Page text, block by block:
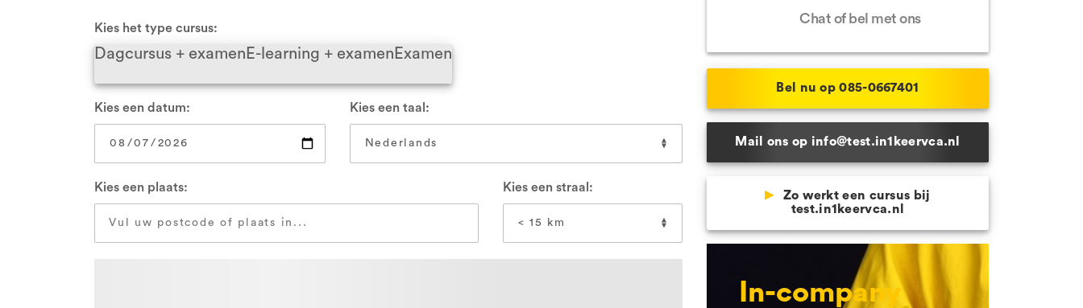
VCA Zwolle
VCA Schijndel
Alle locaties
Kies het type cursus:
Dagcursus + examen E-learning + examen Examen
Kies een datum: Kies een taal:
Kies een plaats: Kies een straal:
Chat of bel met ons
Bel nu op 085-0667401
Mail ons op info@test.in1keervca.nl
Zo werkt een cursus bij
test.in1keervca.nl
In-company